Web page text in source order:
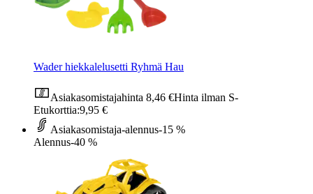
Wader hiekkalelusetti Ryhmä Hau
Asiakasomistajahinta 8,46 €Hinta ilman S-
Etukorttia:9,95 €
Asiakasomistaja-alennus-15 %
Alennus-40 %